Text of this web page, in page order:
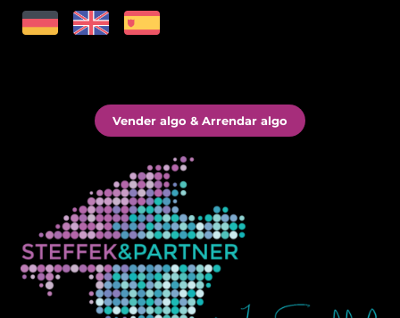
Vender algo & Arrendar algo